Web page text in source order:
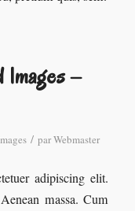
Images –
/ parWebmaster
adipiscing elit.
massa. Cum